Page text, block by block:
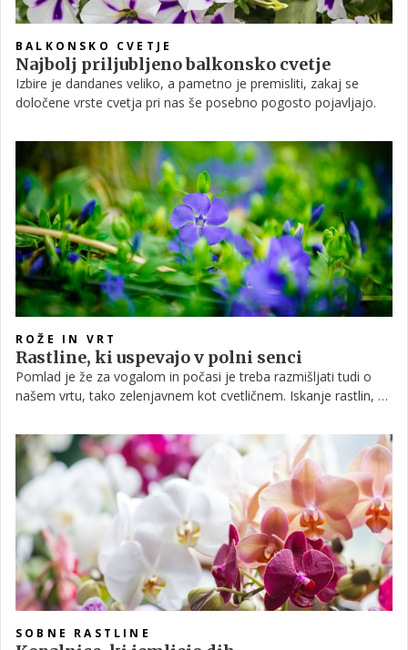
BALKONSKO CVETJE
Najbolj priljubljeno balkonsko cvetje
Izbire je dandanes veliko, a pametno je premisliti, zakaj se
določene vrste cvetja pri nas še posebno pogosto pojavljajo.
ROŽE IN VRT
Rastline, ki uspevajo v polni senci
Pomlad je že za vogalom in počasi je treba razmišljati tudi o
našem vrtu, tako zelenjavnem kot cvetličnem. Iskanje rastlin, ki
SOBNE RASTLINE